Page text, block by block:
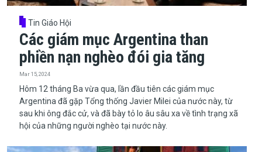
Tin Giáo Hội
Các giám mục Argentina than
phiền nạn nghèo đói gia tăng
Mar 15, 2024
​​​​​​​Hôm 12 tháng Ba vừa qua, lần đầu tiên các giám mục
Argentina đã gặp Tổng thống Javier Milei của nước này, từ
sau khi ông đắc cử, và đã bày tỏ lo âu sâu xa về tình trạng xã
hội của những người nghèo tại nước này.